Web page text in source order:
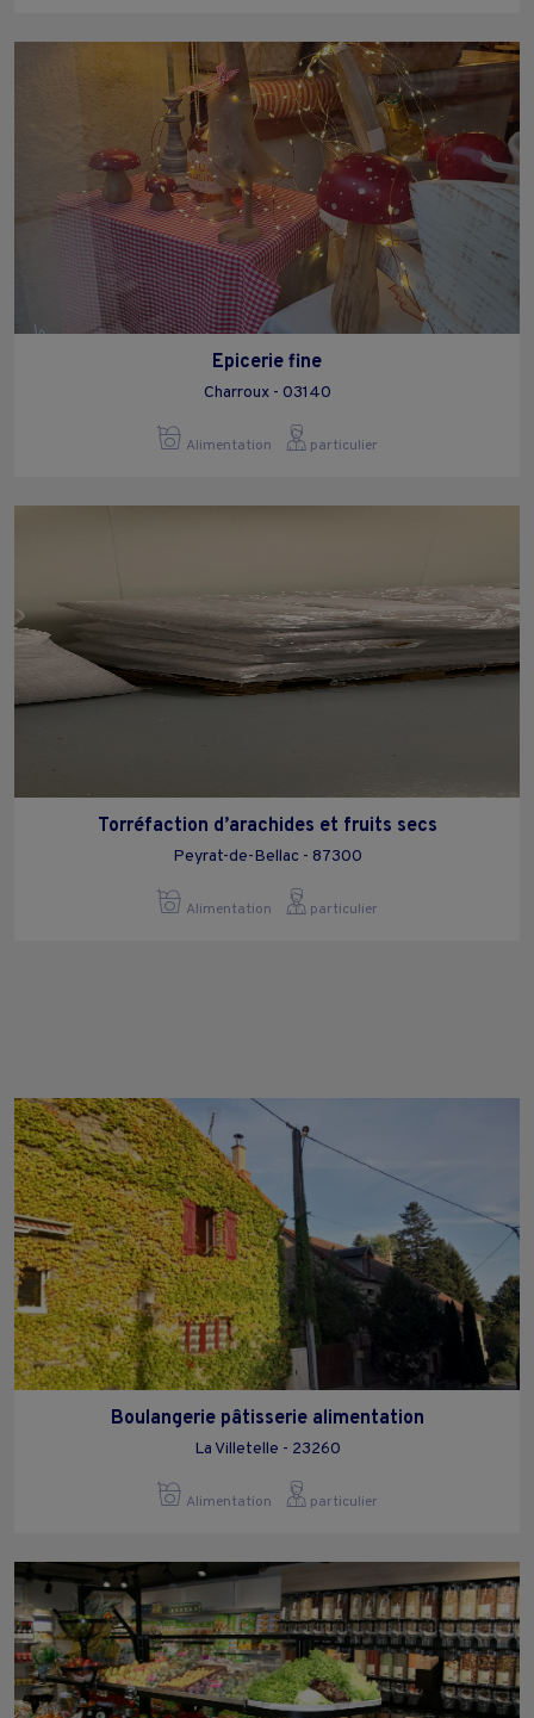
Epicerie fine
Charroux - 03140
Alimentation particulier
Torréfaction d’arachides et fruits secs
Peyrat-de-Bellac - 87300
Alimentation particulier
Boulangerie pâtisserie alimentation
La Villetelle - 23260
Alimentation particulier